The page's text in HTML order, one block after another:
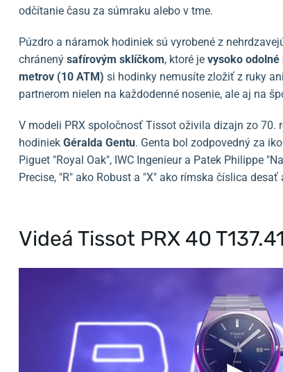
odčítanie času za súmraku alebo v tme.
Púzdro a náramok hodiniek sú vyrobené z
chránený safírovým sklíčkom, ktoré je vysoko
metrov (10 ATM) si hodinky nemusíte zložiť z ruky
partnerom nielen na každodenné nosenie, ale aj na
V modeli PRX spoločnosť Tissot oživila dizajn zo 70.
hodiniek Géralda Gentu. Genta bol zodpovedný za
Piguet "Royal Oak", IWC Ingenieur a Patek Philippe
Precise, "R" ako Robust a "X" ako rímska číslica
Videá Tissot PRX 40